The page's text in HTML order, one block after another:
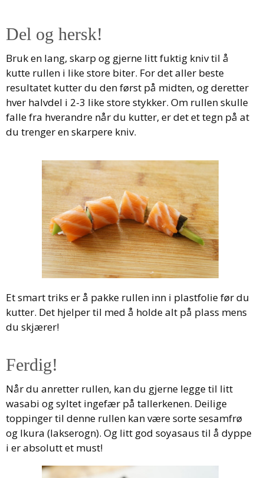
Del og hersk!
Bruk en lang, skarp og gjerne litt fuktig kniv til å
kutte rullen i like store biter. For det aller beste
resultatet kutter du den først på midten, og deretter
hver halvdel i 2-3 like store stykker. Om rullen skulle
falle fra hverandre når du kutter, er det et tegn på at
du trenger en skarpere kniv.
Et smart triks er å pakke rullen inn i plastfolie før du
kutter. Det hjelper til med å holde alt på plass mens
du skjærer!
Ferdig!
Når du anretter rullen, kan du gjerne legge til litt
wasabi og syltet ingefær på tallerkenen. Deilige
toppinger til denne rullen kan være sorte sesamfrø
og Ikura (lakserogn). Og litt god soyasaus til å dyppe
i er absolutt et must!